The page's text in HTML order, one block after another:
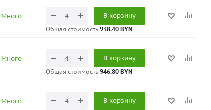
Много В корзину
Общая стоимость 938.40 BYN
Много В корзину
Общая стоимость 946.80 BYN
Много В корзину